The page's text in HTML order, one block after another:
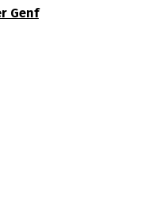
Genf